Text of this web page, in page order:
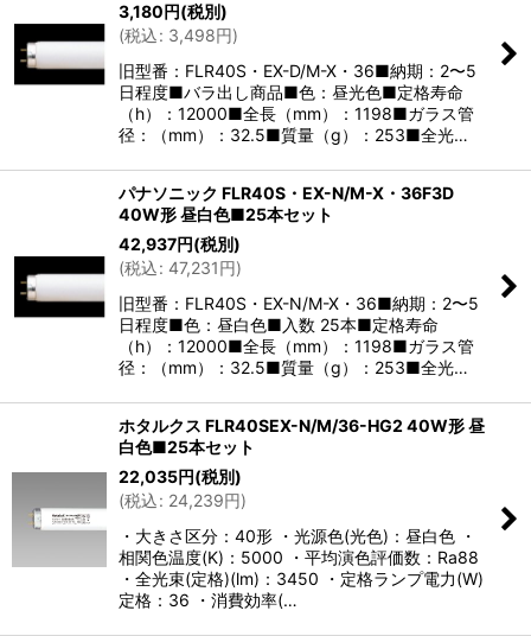
3,180円(税別)
(税込: 3,498円)
旧型番：FLR40S・EX-D/M-X・36■納期：2〜5
日程度■バラ出し商品■色：昼光色■定格寿命
（h）：12000■全長（mm）：1198■ガラス管
径：（mm）：32.5■質量（g）：253■全光…
パナソニック FLR40S・EX-N/M-X・36F3D
40W形 昼白色■25本セット
42,937円(税別)
(税込: 47,231円)
旧型番：FLR40S・EX-N/M-X・36■納期：2〜5
日程度■色：昼白色■入数 25本■定格寿命
（h）：12000■全長（mm）：1198■ガラス管
径：（mm）：32.5■質量（g）：253■全光…
ホタルクス FLR40SEX-N/M/36-HG2 40W形 昼
白色■25本セット
22,035円(税別)
(税込: 24,239円)
・大きさ区分：40形 ・光源色(光色)：昼白色 ・
相関色温度(K)：5000 ・平均演色評価数：Ra88
・全光束(定格)(lm)：3450 ・定格ランプ電力(W)
定格：36 ・消費効率(…